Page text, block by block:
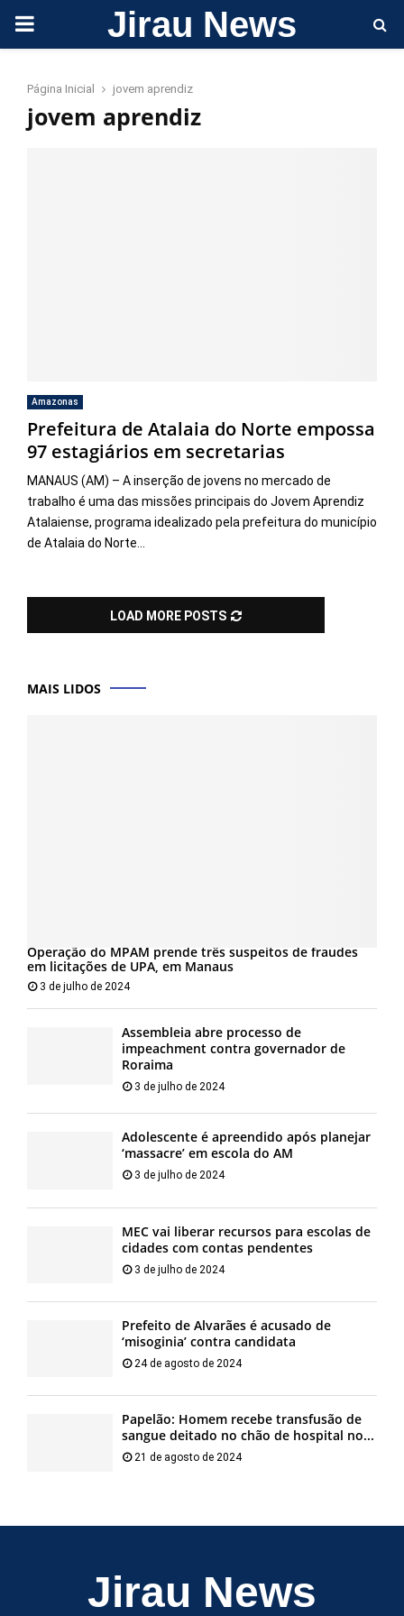
PRIMARY Jirau News
Página Inicial jovem aprendiz
jovem aprendiz
Amazonas
Prefeitura de Atalaia do Norte empossa
97 estagiários em secretarias
MANAUS (AM) – A inserção de jovens no mercado de
trabalho é uma das missões principais do Jovem Aprendiz
Atalaiense, programa idealizado pela prefeitura do município
de Atalaia do Norte...
LOAD MORE POSTS
MAIS LIDOS
Operação do MPAM prende três suspeitos de fraudes
em licitações de UPA, em Manaus
3 de julho de 2024
Assembleia abre processo de
impeachment contra governador de
Roraima
3 de julho de 2024
Adolescente é apreendido após planejar
‘massacre’ em escola do AM
3 de julho de 2024
MEC vai liberar recursos para escolas de
cidades com contas pendentes
3 de julho de 2024
Prefeito de Alvarães é acusado de
‘misoginia’ contra candidata
24 de agosto de 2024
Papelão: Homem recebe transfusão de
sangue deitado no chão de hospital no...
21 de agosto de 2024
Jirau News